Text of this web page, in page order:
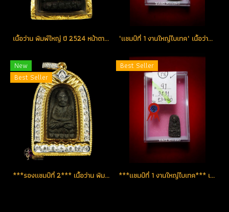
เนื้อว่าน พิมพ์ใหญ่ ปี 2524 หน้าตาคมชัด จมูกโด่ง บัวติดชัด ลูกบอลล์ติดเพียบ สวยจริงทุกมิติ (ขายแล้ว) "แชมป์ที่ 1 งานใหญ่ไบเทค" เนื้อว่าน พิมพ์ใหญ่ ปี 2524 คมชัดลึกทุกมิติ มือก้ามปู หลังอูม ลูกบอล ทั้งแร่ และไขว่าน มาเต็มครบสูตรในองค์เดียว (ขายแล้ว)
New
Best Seller
***รองแชมป์ที่ 2*** เนื้อว่าน พิมพ์พระรอด ปี 2524 งานประกวดงานใหญ่ของสมาคมฯ (โชว์)
Best Seller
***แชมป์ที่ 1 งานใหญ่ไบเทค*** เนื้อว่าน พิมพ์พระรอด ปี 2524 สวยเต็มฟอร์มพระประกวด (ขายแล้ว)